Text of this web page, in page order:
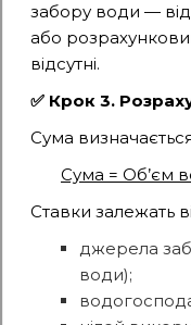
забору води —
або
відсутні.
✅ Крок 3.
Сума
Сума = Об’єм
Ставки залежать
джерела
води);